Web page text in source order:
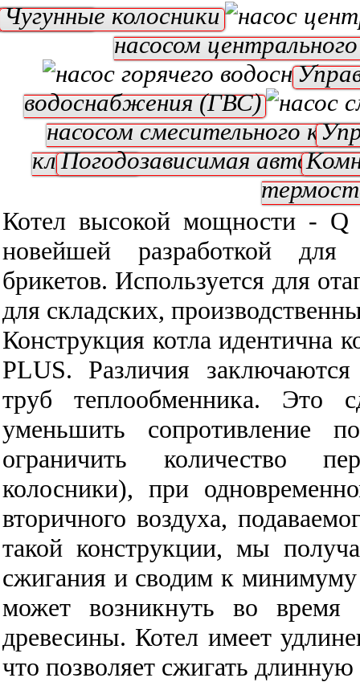
Чугунные колосники
насосом
водоснабжения (ГВС)
насосом смесительного
клапаном
Погодозависимая
Котел высокой мощности -
новейшей разработкой
брикетов. Используется для
для складских,
Конструкция котла идентична
PLUS. Различия
труб теплообменника. Это
уменьшить сопротивление
ограничить количество
колосники), при
вторичного воздуха,
такой конструкции, мы
сжигания и сводим к
может возникнуть во время
древесины. Котел имеет
что позволяет сжигать длинную